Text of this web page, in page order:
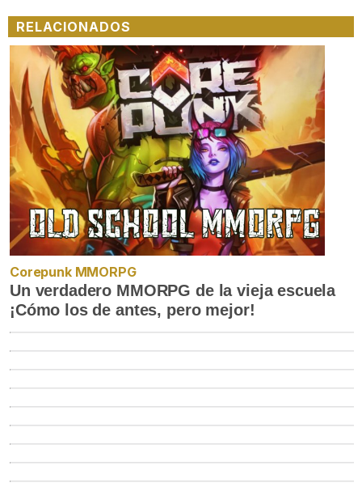
RELACIONADOS
Corepunk MMORPG
Un verdadero MMORPG de la vieja escuela
¡Cómo los de antes, pero mejor!